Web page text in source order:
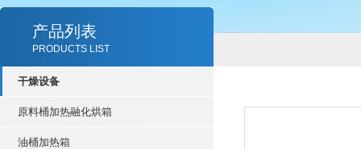
产品列表
PRODUCTS LIST
干燥设备
原料桶加热融化烘箱
油桶加热箱